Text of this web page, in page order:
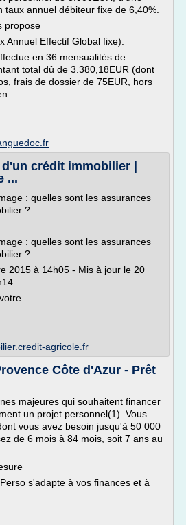
annuel débiteur fixe de 6,40%.
propose
Annuel Effectif Global fixe).
en 36 mensualités de
total dû de 3.380,18EUR (dont
frais de dossier de 75EUR, hors
crédit immobilier |
...
: quelles sont les assurances
?
: quelles sont les assurances
?
2015 à 14h05 - Mis à jour le 20
agricole.fr
Côte d'Azur - Prêt
majeures qui souhaitent financer
un projet personnel(1). Vous
vous avez besoin jusqu'à 50 000
de 6 mois à 84 mois, soit 7 ans au
s'adapte à vos finances et à